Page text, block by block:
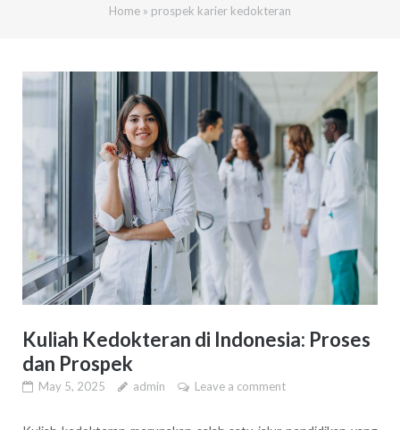
Home » prospek karier kedokteran
Kuliah Kedokteran di Indonesia: Proses
dan Prospek
May 5, 2025 admin Leave a comment